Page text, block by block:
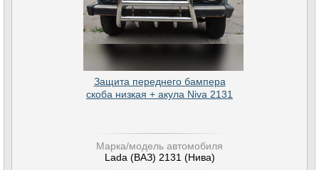
Защита переднего бампера
скоба низкая + акула Niva 2131
Марка/модель автомобиля
Lada (ВАЗ) 2131 (Нива)